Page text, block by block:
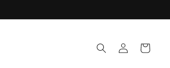
Iniciar
sesión
Carrito